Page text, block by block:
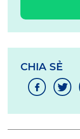
CHIA SẺ